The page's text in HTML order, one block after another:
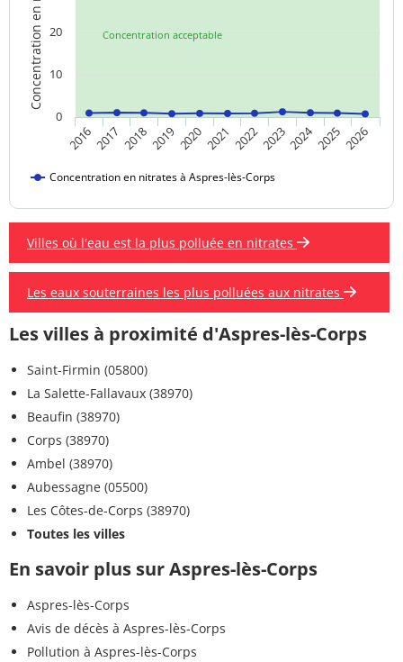
Concentration acceptable
Concentration en nitrates
Concentration en nitrates à Aspres-lès-Corps
20162017 2018201920202021 20222023202420252026
0
10
20
Villes où l'eau est la plus polluée en nitrates
Les eaux souterraines les plus polluées aux nitrates
Les villes à proximité d'Aspres-lès-Corps
Saint-Firmin (05800)
La Salette-Fallavaux (38970)
Beaufin (38970)
Corps (38970)
Ambel (38970)
Aubessagne (05500)
Les Côtes-de-Corps (38970)
Toutes les villes
En savoir plus sur Aspres-lès-Corps
Aspres-lès-Corps
Avis de décès à Aspres-lès-Corps
Pollution à Aspres-lès-Corps